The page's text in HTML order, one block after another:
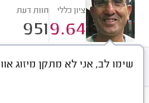
ציון כללי
9.64
חוות דעת
951
שימו לב, אני לא מתקן מיזוג
חוות דעת